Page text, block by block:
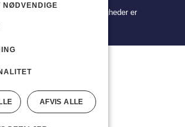
2024 © Viggo Bendz. Alle rettigheder er
NØDVENDIGE
AFVIS ALLE